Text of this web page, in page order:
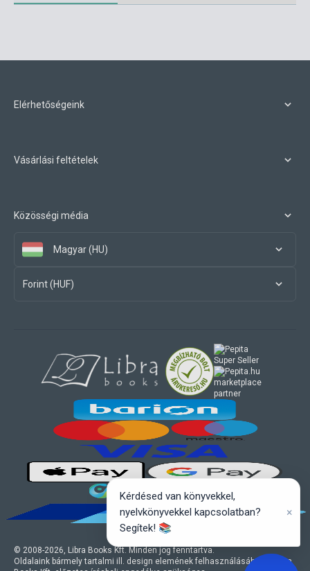
Elérhetőségeink
Vásárlási feltételek
Közösségi média
Magyar (HU)
Forint (HUF)
© 2008-2026, Libra Books Kft. Minden jog fenntartva.
Oldalaink bármely tartalmi ill. design elemének felhasználásához a Libra
marketplace
partner
Kérdésed van könyvekkel,
nyelvkönyvekkel kapcsolatban?
Segítek! 📚
×